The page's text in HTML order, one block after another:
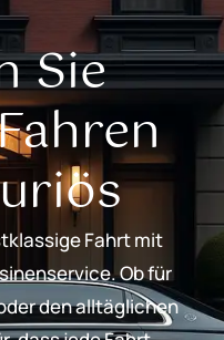
Sie
Fahrt mit
Ob für
den alltäglichen